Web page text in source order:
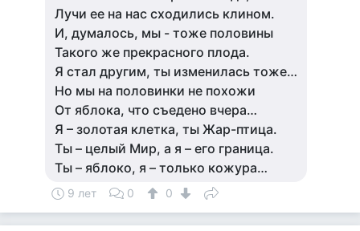
Лучи ее на нас сходились клином.
И, думалось, мы - тоже половины
Такого же прекрасного плода.
Я стал другим, ты изменилась тоже…
Но мы на половинки не похожи
От яблока, что съедено вчера…
Я – золотая клетка, ты Жар-птица.
Ты – целый Мир, а я – его граница.
Ты – яблоко, я – только кожура…
9 лет 0 0